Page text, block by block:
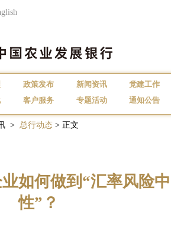
政策发布 新闻资讯
党建工作
客户服务 专题活动 通知公告
> 总行动态 > 正文
如何做到“汇率风险中
性”？